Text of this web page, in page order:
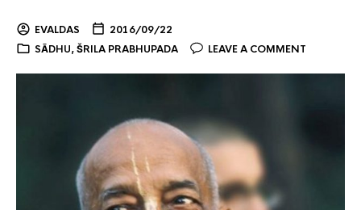
EVALDAS
2016/09/22
SĀDHU,ŠRILA PRABHUPADA LEAVE A COMMENT